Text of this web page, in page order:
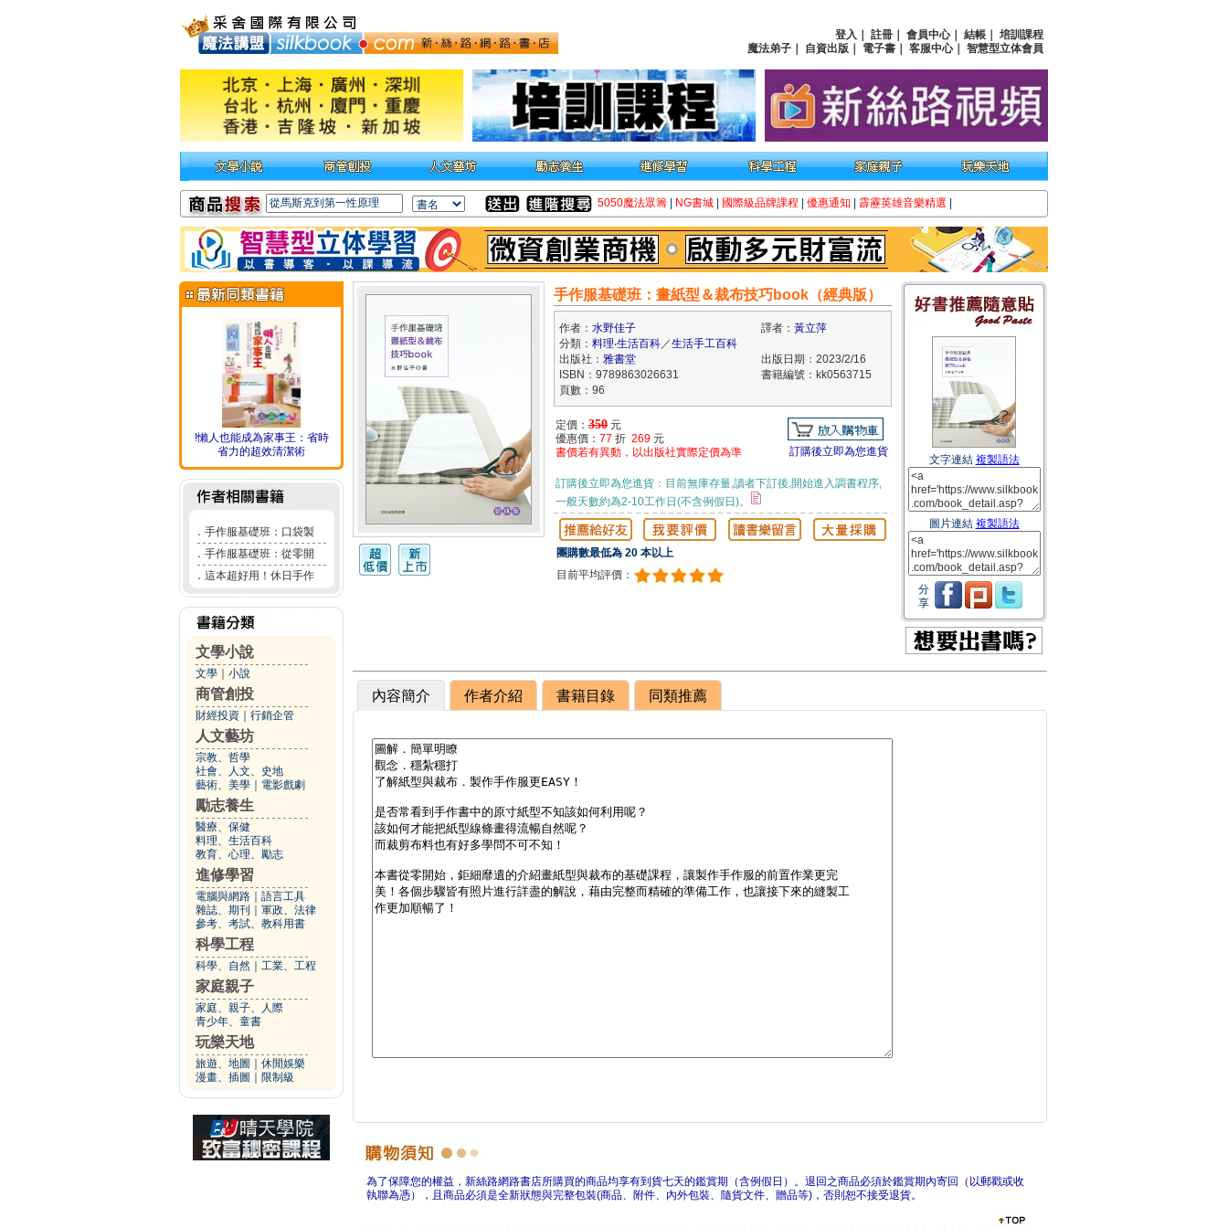
登入 註冊 會員中心｜ 結帳
培訓課程
魔法弟子
自資出版 電子書 客服中心｜ 智慧型立体會員
5050魔法眾籌 NG書城 國際級品牌課程 優惠通知 霹靂英雄音樂精選
!懶人也能成為家事王：省時
省力的超效清潔術
． 手作服基礎班：口袋製
． 手作服基礎班：從零開
． 這本超好用！休日手作
文學小說
文學 小說
商管創投
財經投資 行銷企管
人文藝坊
宗教、哲學
社會、人文、史地
藝術、美學
電影戲劇
勵志養生
醫療、保健
料理、生活百科
教育、心理、勵志
進修學習
電腦與網路
語言工具
雜誌、期刊
軍政、法律
參考、考試、教科用書
科學工程
科學、自然 工業、工程
家庭親子
家庭、親子、人際
青少年、童書
玩樂天地
旅遊、地圖
休閒娛樂
漫畫、插圖
限制級
手作服基礎班：畫紙型＆裁布技巧book（經典版）
作者： 水野佳子 譯者： 黃立萍
分類： 料理‧生活百科／生活手工百科
出版社： 雅書堂
出版日期：2023/2/16
ISBN：9789863026631
書籍編號：kk0563715
頁數：96
定價： 350 元
優惠價： 77 折 269 元
書價若有異動，以出版社實際定價為準
訂購後立即為您進貨
訂購後立即為您進貨：目前無庫存量,讀者下訂後,開始進入調書程序,
一般天數約為2-10工作日(不含例假日)。
團購數最低為 20 本以上
目前平均評價：
文字連結 複製語法
圖片連結 複製語法
分
享
內容簡介 作者介紹 書籍目錄 同類推薦
為了保障您的權益，新絲路網路書店所購買的商品均享有到貨七天的鑑賞期（含例假日）。退回之商品必須於鑑賞期內寄回（以郵戳或收
執聯為憑），且商品必須是全新狀態與完整包裝(商品、附件、內外包裝、隨貨文件、贈品等)，否則恕不接受退貨。